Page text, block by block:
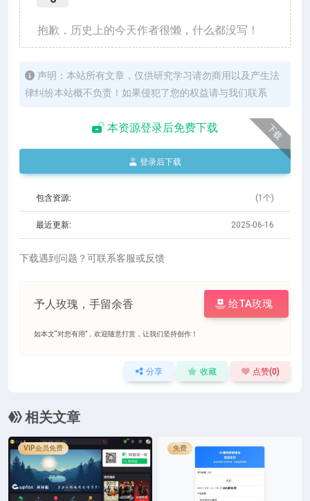
抱歉，历史上的今天作者很懒，什么都没写！
声明：本站所有文章，仅供研究学习请勿商用以及产生法
律纠纷本站概不负责！如果侵犯了您的权益请与我们联系
下载
本资源登录后免费下载
登录后下载
包含资源: (1个)
最近更新: 2025-06-16
下载遇到问题？可联系客服或反馈
予人玫瑰，手留余香 给TA玫瑰
如本文“对您有用”，欢迎随意打赏，让我们坚持创作！
分享 收藏 点赞(0)
相关文章
VIP会员免费 免费